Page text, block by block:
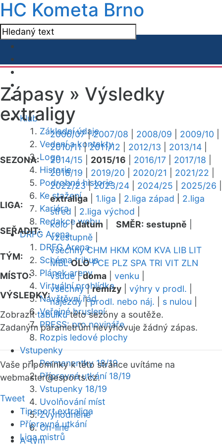
HC Kometa Brno
Klub
Základní údaje
Vedení a kontakty
Logo
Historie
Podrobná historie
Ke stažení
Kariéra
Redakce webu
DRFG Arena
DRFG Arena
Schéma tribun
Plánek areny
Virtuální prohlídka
Návštěvní řád
Veřejné bruslení
PRESS: pro novináře
Rozpis ledové plochy
Vstupenky
Permanentky 18/19
Přípravná utkání 18/19
Vstupenky 18/19
Uvolňování míst
Zvýhodněné
On-line
A-tým
Zápasy » Výsledky
extraligy
SEZONA:
2006/07|2007/08 2008/09 2009/10
2010/11|2011/12 2012/13 2013/14
2014/15
2015/16 2016/17 2017/18
2018/19
2019/20 2020/21 2021/22
2022/23|2023/24 2024/25 2025/26
LIGA:
extraliga 1.liga 2.liga západ
2.liga
střed
2.liga východ
SEŘADIT:
kolo|datum SMĚR: sestupně
vzestupně
TÝM:
všechny CHM HKM KOM KVA LIB LIT
MBL OLO PCE PLZ SPA TRI VIT ZLN
MÍSTO:
všude|doma venku
VÝSLEDKY:
všechny|remízy výhry v prodl.
nájezdy|prodl. nebo náj. s nulou
Zobrazittabulkutéto sezóny a soutěže.
Zadaným parametrům nevyhovuje žádný zápas.
Vaše připomínky k této stránce uvítáme na
webmaster@esports.cz.
Tweet
Tipsport extraliga
Přípravná utkání
Liga mistrů